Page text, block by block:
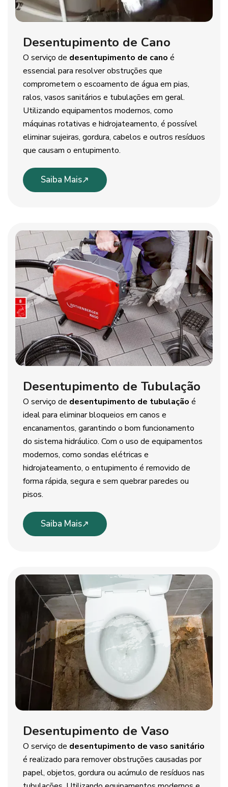
Desentupimento de Cano
O serviço de desentupimento de cano é
essencial para resolver obstruções que
comprometem o escoamento de água em pias,
ralos, vasos sanitários e tubulações em geral.
Utilizando equipamentos modernos, como
máquinas rotativas e hidrojateamento, é possível
eliminar sujeiras, gordura, cabelos e outros resíduos
que causam o entupimento.
Saiba Mais
Desentupimento de Tubulação
O serviço de desentupimento de tubulação é
ideal para eliminar bloqueios em canos e
encanamentos, garantindo o bom funcionamento
do sistema hidráulico. Com o uso de equipamentos
modernos, como sondas elétricas e
hidrojateamento, o entupimento é removido de
forma rápida, segura e sem quebrar paredes ou
pisos.
Saiba Mais
Desentupimento de Vaso
O serviço de desentupimento de vaso sanitário
é realizado para remover obstruções causadas por
papel, objetos, gordura ou acúmulo de resíduos nas